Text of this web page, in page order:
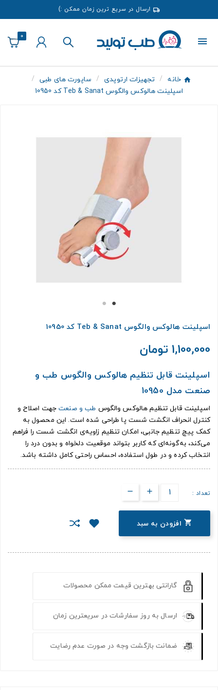
ارسال در سریع ترین زمان ممکن :)
0
خانه تجهیزات ارتوپدی
ساپورت های طبی
اسپلینت هالوکس والگوس Teb & Sanat کد 10950
اسپلینت هالوکس والگوس Teb & Sanat کد 10950
1,100,000 تومان
اسپلینت قابل تنظیم هالوکس والگوس طب و
صنعت مدل 10950
اسپلینت قابل تنظیم هالوکس والگوس طب و صنعتجهت اصلاح و
کنترل انحراف انگشت شست پا طراحی شده است. این محصول به
کمک پیچ تنظیم جانبی، امکان تنظیم زاویه‌ی انگشت شست را فراهم
می‌کند، به‌گونه‌ای که کاربر بتواند موقعیت دلخواه و بدون درد را
انتخاب کرده و در طول استفاده، احساس راحتی کامل داشته باشد.
تعداد :
 افزودن به سبد
گارانتی بهترین قیمت ممکن محصولات
ارسال به روز سفارشات در سریعترین زمان
ضمانت بازگشت وجه در صورت عدم رضایت